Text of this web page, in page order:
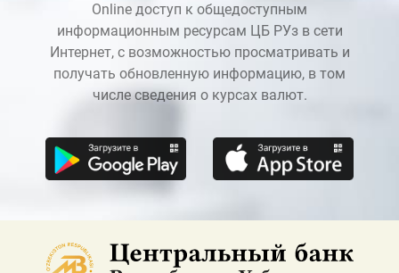
Online доступ к общедоступным
информационным ресурсам ЦБ РУз в сети
Интернет, с возможностью просматривать и
получать обновленную информацию, в том
числе сведения о курсах валют.